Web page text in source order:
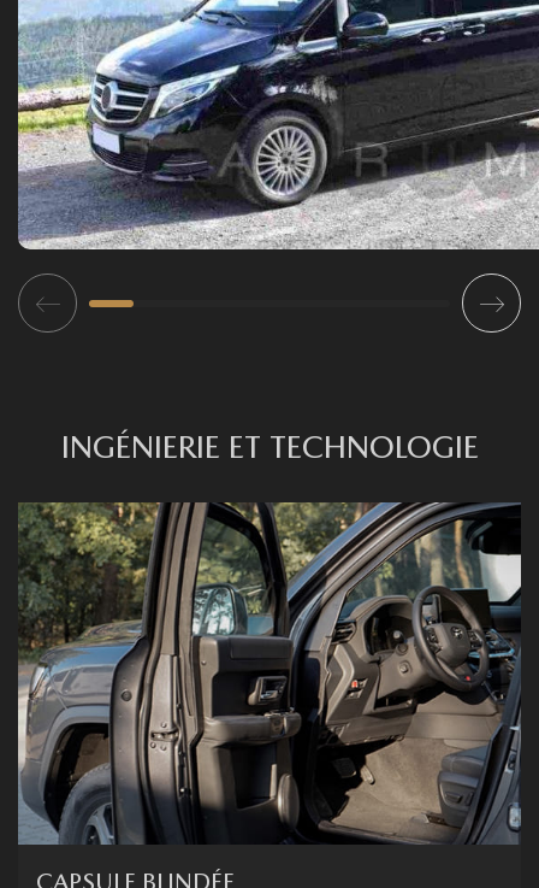
INGÉNIERIE ET TECHNOLOGIE
CAPSULE BLINDÉE